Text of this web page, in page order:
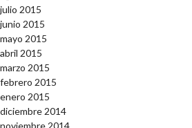
julio 2015
junio 2015
mayo 2015
abril 2015
marzo 2015
febrero 2015
enero 2015
diciembre 2014
noviembre 2014